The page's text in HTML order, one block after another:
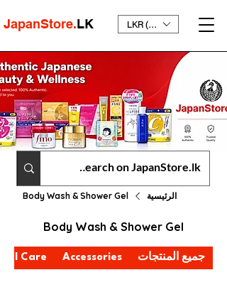
JapanStore.LK LKR (₨)
الرئيسية Body Wash & Shower Gel
Body Wash & Shower Gel
جميع المنتجات Accessories
Care